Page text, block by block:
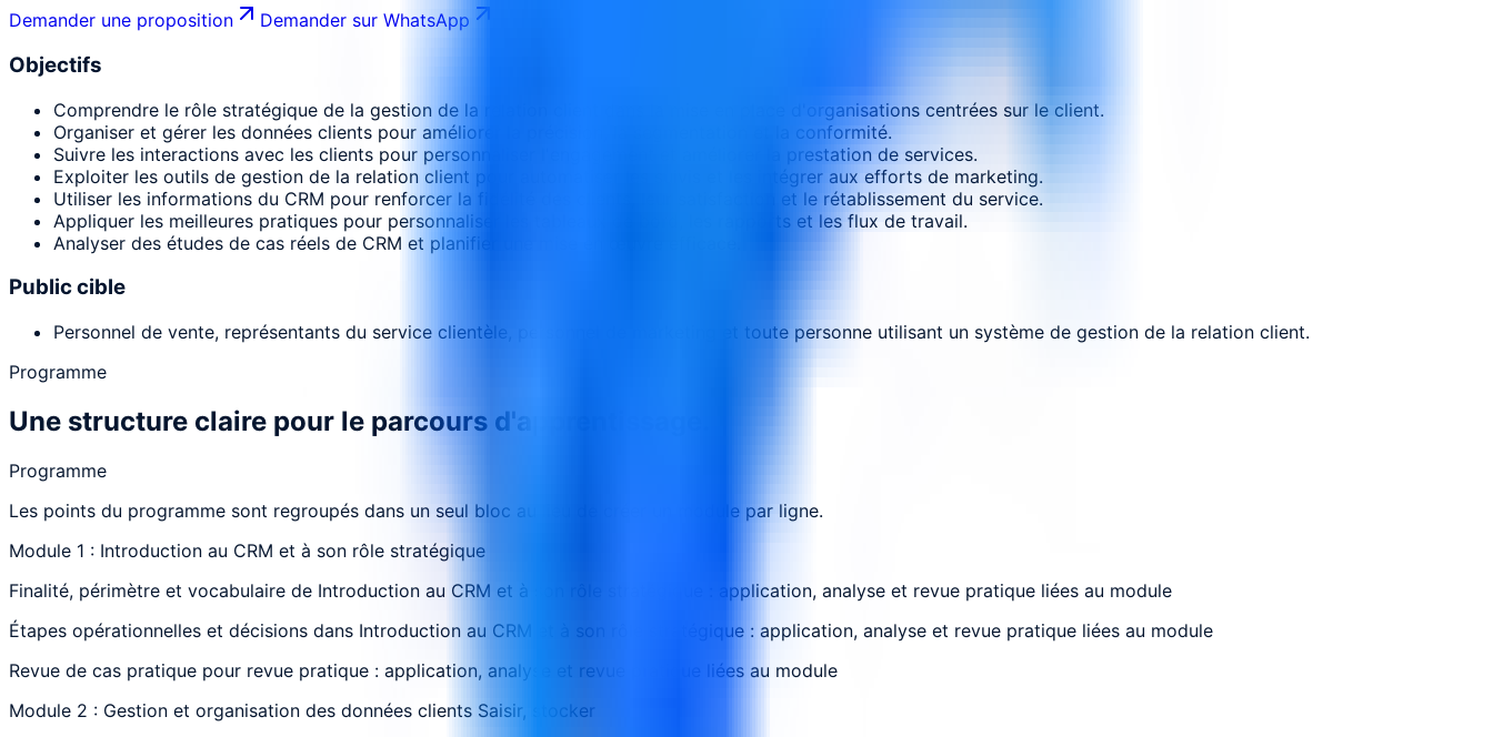
Demander une proposition
Demander sur WhatsApp
Objectifs
Comprendre le rôle stratégique de la gestion de la relation client dans la mise en place d'organisations centrées sur le client.
Organiser et gérer les données clients pour améliorer la précision, la segmentation et la conformité.
Suivre les interactions avec les clients pour personnaliser l'engagement et améliorer la prestation de services.
Exploiter les outils de gestion de la relation client pour automatiser les suivis et les intégrer aux efforts de marketing.
Utiliser les informations du CRM pour renforcer la fidélité des clients, leur satisfaction et le rétablissement du service.
Appliquer les meilleures pratiques pour personnaliser les tableaux de bord, les rapports et les flux de travail.
Analyser des études de cas réels de CRM et planifier une mise en œuvre efficace.
Public cible
Personnel de vente, représentants du service clientèle, personnel de marketing et toute personne utilisant un système de gestion de la relation client.
Programme
Une structure claire pour le parcours d'apprentissage.
Programme
Les points du programme sont regroupés dans un seul bloc au lieu de créer un module par ligne.
Module 1 : Introduction au CRM et à son rôle stratégique
Finalité, périmètre et vocabulaire de Introduction au CRM et à son rôle stratégique : application, analyse et revue pratique liées au module
Étapes opérationnelles et décisions dans Introduction au CRM et à son rôle stratégique : application, analyse et revue pratique liées au module
Revue de cas pratique pour revue pratique : application, analyse et revue pratique liées au module
Module 2 : Gestion et organisation des données clients Saisir, stocker